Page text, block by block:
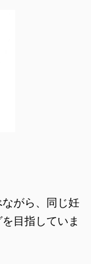
がら、同じ妊
目指していま